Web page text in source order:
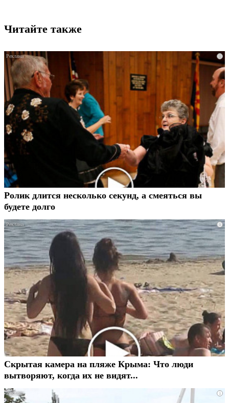
Читайте также
i
Ролик длится несколько секунд, а смеяться вы
будете долго
i
Скрытая камера на пляже Крыма: Что люди
вытворяют, когда их не видят...
i